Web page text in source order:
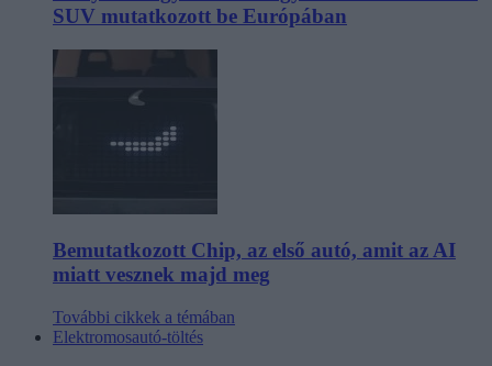
SUV mutatkozott be Európában
Bemutatkozott Chip, az első autó, amit az AI
miatt vesznek majd meg
További cikkek a témában
Elektromosautó-töltés